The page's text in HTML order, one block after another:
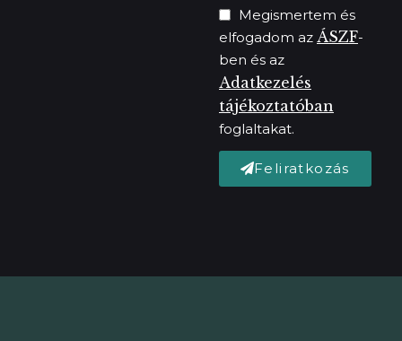
Megismertem és
elfogadom az ÁSZF-
ben és az
Adatkezelés
tájékoztatóban
foglaltakat.
Feliratkozás